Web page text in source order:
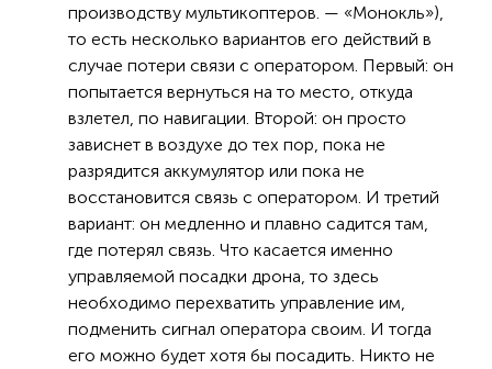
производству мультикоптеров. — «Монокль»),
то есть несколько вариантов его действий в
случае потери связи с оператором. Первый: он
попытается вернуться на то место, откуда
взлетел, по навигации. Второй: он просто
зависнет в воздухе до тех пор, пока не
разрядится аккумулятор или пока не
восстановится связь с оператором. И третий
вариант: он медленно и плавно садится там,
где потерял связь. Что касается именно
управляемой посадки дрона, то здесь
необходимо перехватить управление им,
подменить сигнал оператора своим. И тогда
его можно будет хотя бы посадить. Никто не